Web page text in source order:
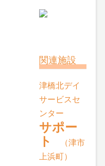
関連施設
津橋北デイ
サービスセ
ンター
サポー
ト
（津市
上浜町）